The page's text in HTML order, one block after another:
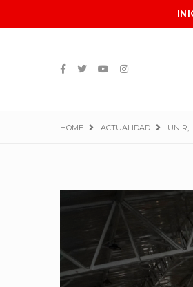
HOME ACTUALIDAD UNIR,